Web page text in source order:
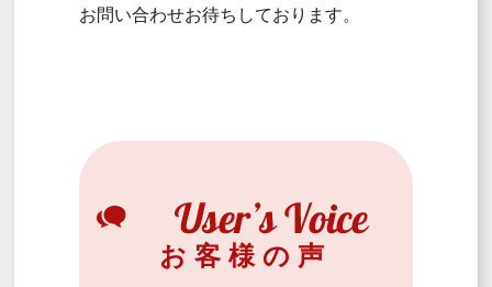
お問い合わせお待ちしております。
お客様の声